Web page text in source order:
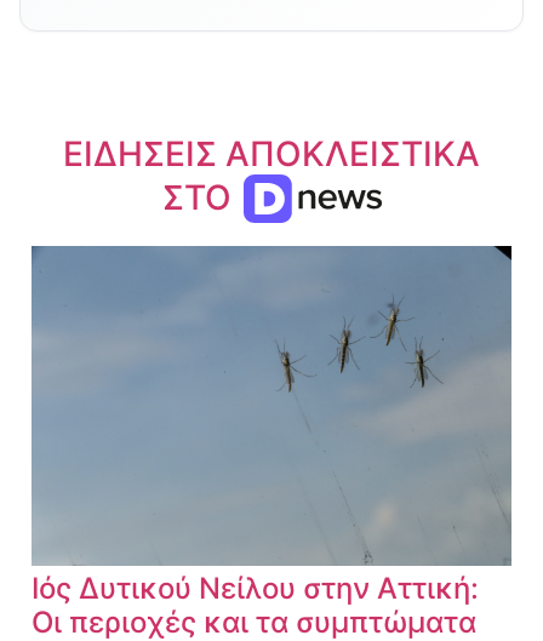
ΕΙΔΗΣΕΙΣ ΑΠΟΚΛΕΙΣΤΙΚΑ
ΣΤΟ
Ιός Δυτικού Νείλου στην Αττική:
Οι περιοχές και τα συμπτώματα